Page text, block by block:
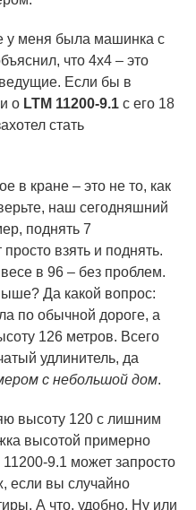
у меня была машинка с
что 4х4 – это
ведущие. Если бы в
о LTM 11200-9.1 с его 18
стать
в кране – это не то, как
наш сегодняшний
поднять 7
взять и поднять.
в 96 – без проблем.
Да какой вопрос:
по обычной дороге, а
126 метров. Всего
удлинитель, да
с небольшой дом.
высоту 120 с лишним
высотой примерно
9.1 может запросто
если вы случайно
А что, удобно. Ну или